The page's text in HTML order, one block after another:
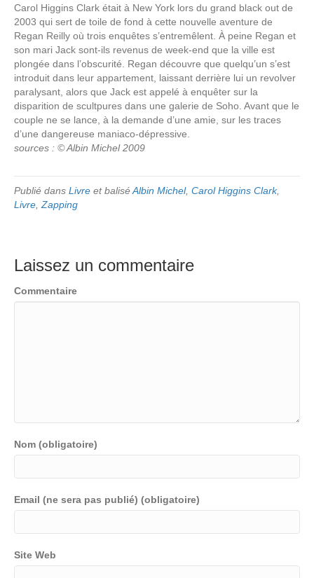
Carol Higgins Clark était à New York lors du grand black out de
2003 qui sert de toile de fond à cette nouvelle aventure de
Regan Reilly où trois enquêtes s’entremêlent. À peine Regan et
son mari Jack sont-ils revenus de week-end que la ville est
plongée dans l’obscurité. Regan découvre que quelqu’un s’est
introduit dans leur appartement, laissant derrière lui un revolver
paralysant, alors que Jack est appelé à enquêter sur la
disparition de scultpures dans une galerie de Soho. Avant que le
couple ne se lance, à la demande d’une amie, sur les traces
d’une dangereuse maniaco-dépressive.
sources : © Albin Michel 2009
Publié dans Livre et baliséAlbin Michel, Carol Higgins Clark,
Livre Zapping
Laissez un commentaire
Commentaire
Nom (obligatoire)
Email (ne sera pas publié) (obligatoire)
Site Web